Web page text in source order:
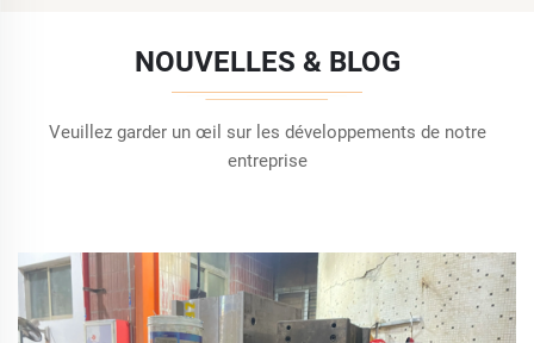
NOUVELLES & BLOG
Veuillez garder un œil sur les développements de notre
entreprise
Exploration des avantages du moulage par